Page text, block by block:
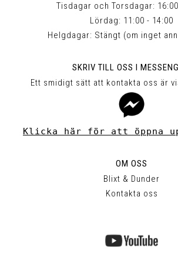
Tisdagar och Torsdagar:
Lördag: 11:00 - 14:00
Helgdagar: Stängt (om inget
SKRIV TILL OSS I
Ett smidigt sätt att kontakta oss är
Klicka här för att öppna
OM OSS
Blixt & Dunder
Kontakta oss